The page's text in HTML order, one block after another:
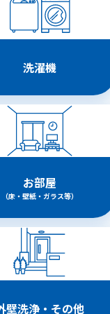
洗濯機
お部屋
（床・壁紙・ガラス等）
壁洗浄・その他